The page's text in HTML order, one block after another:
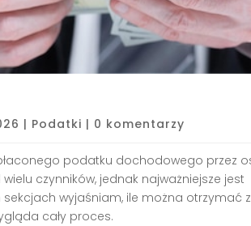
| Podatki | 0 komentarzy
podatku dochodowego przez
czynników, jednak najważniejsze jest
wyjaśniam, ile można otrzymać
cały proces.